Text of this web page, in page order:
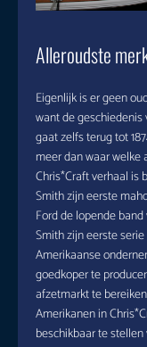
Alleroudste
Eigenlijk is er geen
want de
gaat zelfs terug tot
meer dan waar welke
Chris*Craft verhaal is
Smith zijn eerste
Ford de lopende
Smith zijn eerste
Amerikaanse
goedkoper te
afzetmarkt te
Amerikanen in
beschikbaar te